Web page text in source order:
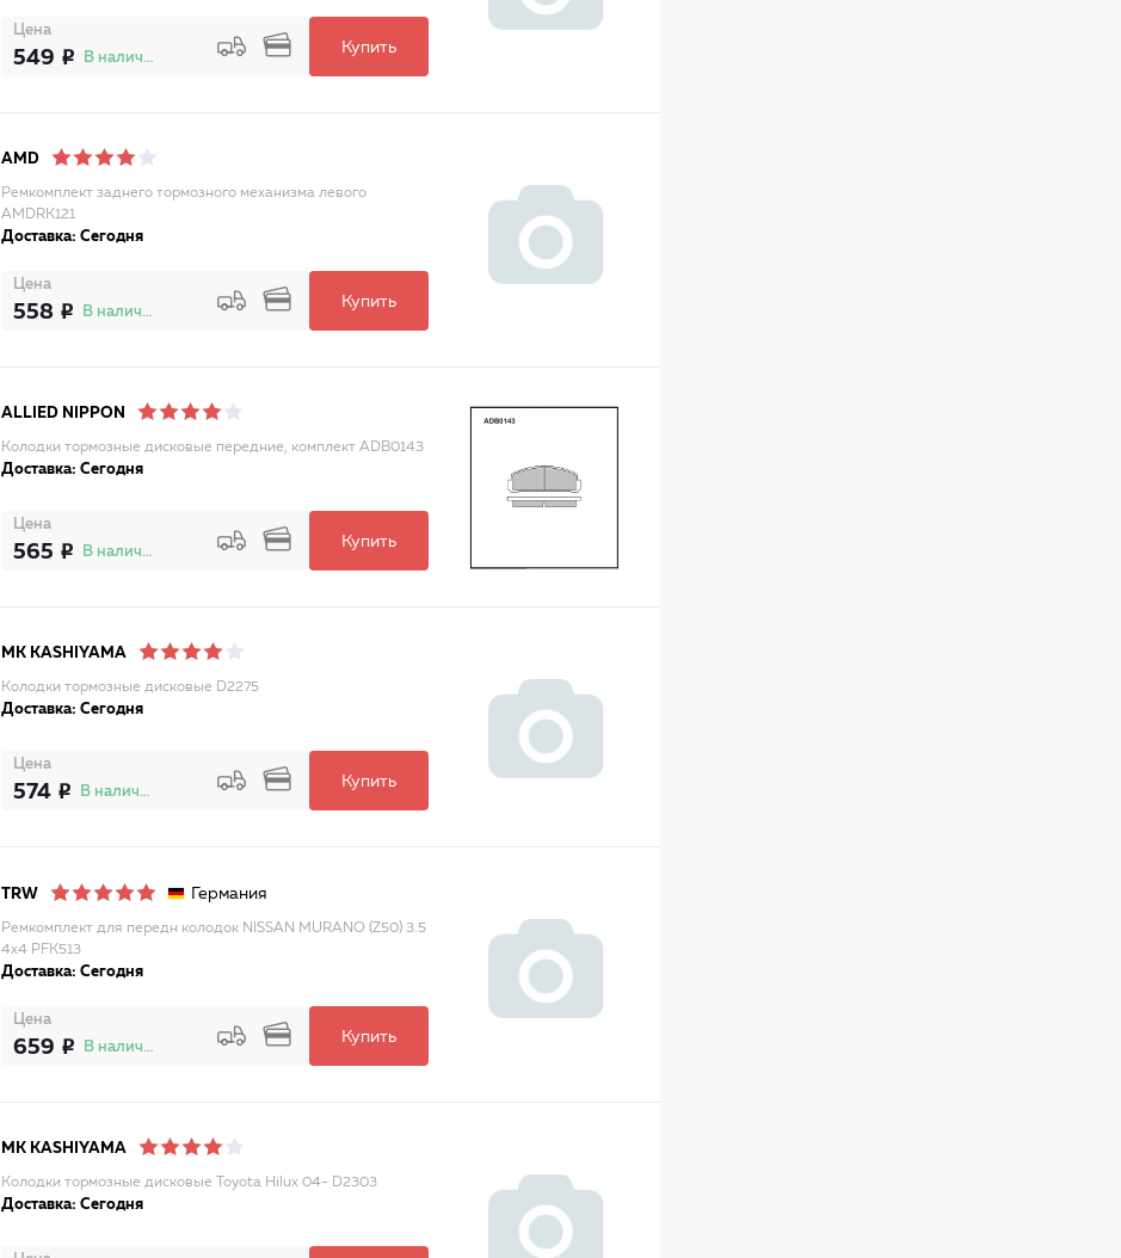
Цена
549 В наличии
Купить
AMD
Ремкомплект заднего тормозного механизма левого
AMDRK121
Доставка: Сегодня
Цена
558 В наличии
Купить
ALLIED NIPPON
Колодки тормозные дисковые передние, комплект ADB0143
Доставка: Сегодня
Цена
565 В наличии
Купить
MK KASHIYAMA
Колодки тормозные дисковые D2275
Доставка: Сегодня
Цена
574 В наличии
Купить
TRW Германия
Ремкомплект для передн колодок NISSAN MURANO (Z50) 3.5
4x4 PFK513
Доставка: Сегодня
Цена
659 В наличии
Купить
MK KASHIYAMA
Колодки тормозные дисковые Toyota Hilux 04- D2303
Доставка: Сегодня